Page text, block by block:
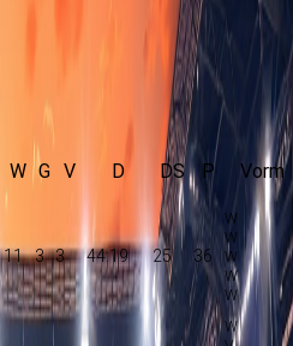
W G V D DS P Vorm
11 3 3 44:19 25 36